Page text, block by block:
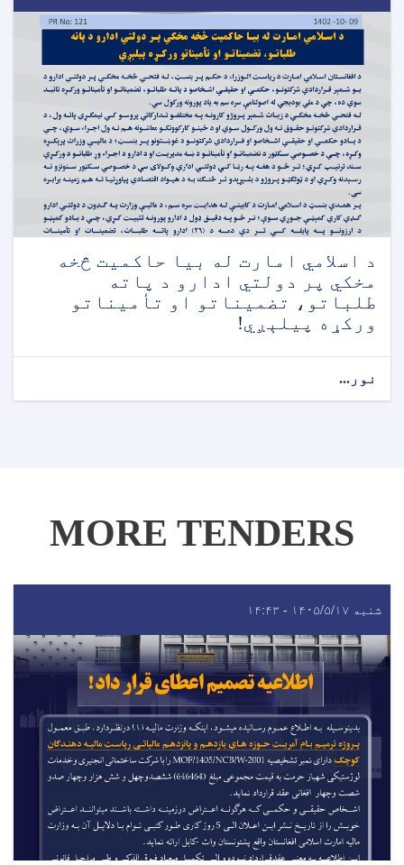
د اسلامي امارت له بیا حاکمیت څخه
مخکي پر دولتي ادارو د پاته
طلباتو، تضمیناتو او تأمیناتو
ورکړه پیلېږي!
نور...
MORE TENDERS
شنبه ۱۴۰۵/۵/۱۷ - ۱۴:۴۳